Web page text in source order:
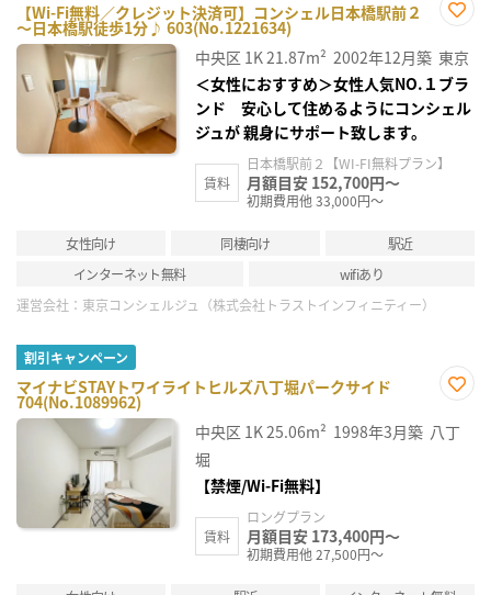
【Wi-Fi無料／クレジット決済可】コンシェル日本橋駅前２
～日本橋駅徒歩1分♪ 603(No.1221634)
に入
り登
録
中央区 1K21.87m² 2002年12月築 東京
＜女性におすすめ＞女性人気NO.１ブラ
ンド 安心して住めるようにコンシェル
ジュが 親身にサポート致します。
賃料
日本橋駅前２【WI-FI無料プラン】
月額目安 152,700円～
初期費用他 33,000円～
女性向け 同棲向け
駅近
インターネット無料
wifiあり
運営会社： 東京コンシェルジュ（株式会社トラストインフィニティー）
割引キャンペーン
マイナビSTAYトワイライトヒルズ八丁堀パークサイド
704(No.1089962)
に入
り登
中央区 1K25.06m² 1998年3月築 八丁
堀
【禁煙/Wi-Fi無料】
賃料
ロングプラン
月額目安 173,400円～
初期費用他 27,500円～